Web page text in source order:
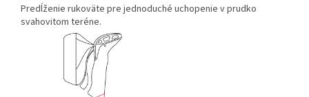
Predĺženie rukoväte pre jednoduché uchopenie v prudko
svahovitom teréne.